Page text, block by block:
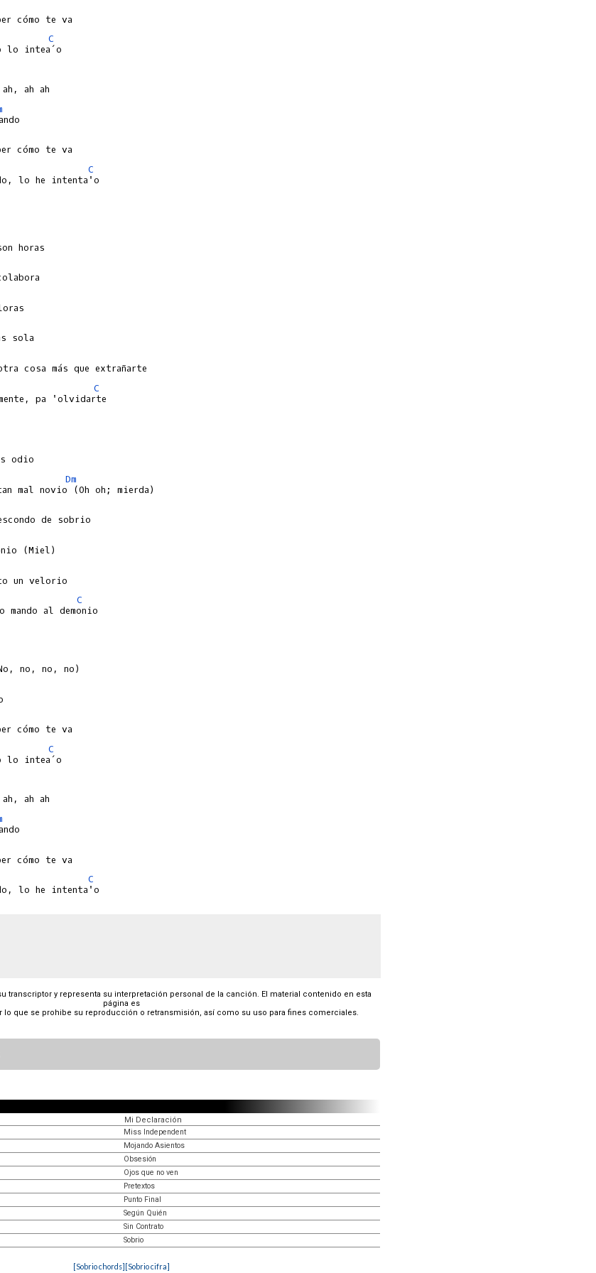
C
lo intea´o
C
lo he intenta'o
C
Dm
C
al demonio
C
lo intea´o
C
transcriptor y representa su interpretación personal de la canción. El material contenido en esta
página es
lo que se prohibe su reproducción o retransmisión, así como su uso para fines comerciales.
Mi Declaración
Miss Independent
Mojando Asientos
Obsesión
Ojos que no ven
Pretextos
Punto Final
Según Quién
Sin Contrato
Sobrio
[Sobrio chords] [Sobrio cifra]